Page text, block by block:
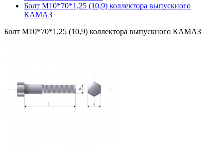
Болт М10*70*1,25 (10,9) коллектора выпускного
КАМАЗ
Болт М10*70*1,25 (10,9) коллектора выпускного КАМАЗ